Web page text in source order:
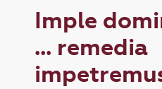
Imple
... remedia